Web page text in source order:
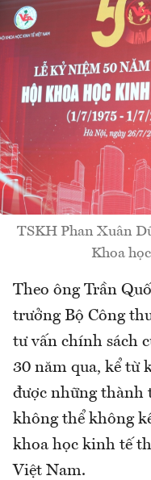
TSKH Phan Xuân
Khoa
Theo ông Trần
trưởng Bộ Công
tư vấn chính sách
30 năm qua, kể từ
được những thành
không thể không
khoa học kinh tế
Việt Nam.